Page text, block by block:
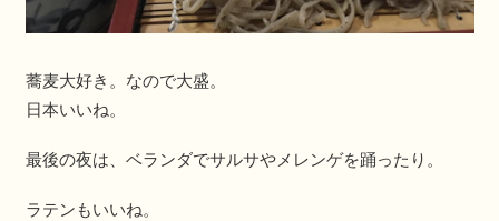
蕎麦大好き。なので大盛。
日本いいね。
最後の夜は、ベランダでサルサやメレンゲを踊ったり。
ラテンもいいね。